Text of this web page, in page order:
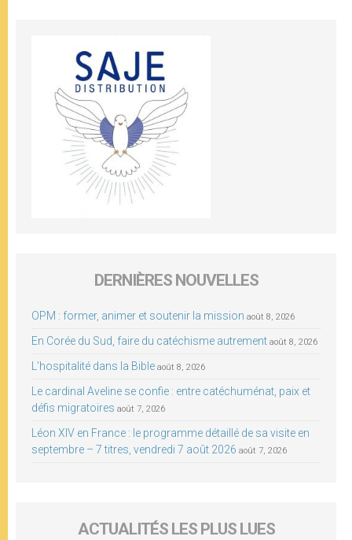
DERNIÈRES NOUVELLES
OPM : former, animer et soutenir la mission août 8, 2026
En Corée du Sud, faire du catéchisme autrement août 8, 2026
L’hospitalité dans la Bible août 8, 2026
Le cardinal Aveline se confie : entre catéchuménat, paix et
défis migratoires août 7, 2026
Léon XIV en France : le programme détaillé de sa visite en
septembre – 7 titres, vendredi 7 août 2026 août 7, 2026
ACTUALITÉS LES PLUS LUES